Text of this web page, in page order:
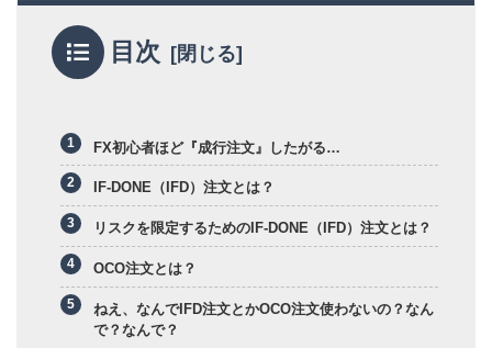
目次
FX初心者ほど『成行注文』したがる…
IF-DONE（IFD）注文とは？
リスクを限定するためのIF-DONE（IFD）注文とは？
OCO注文とは？
ねえ、なんでIFD注文とかOCO注文使わないの？なん
で？なんで？